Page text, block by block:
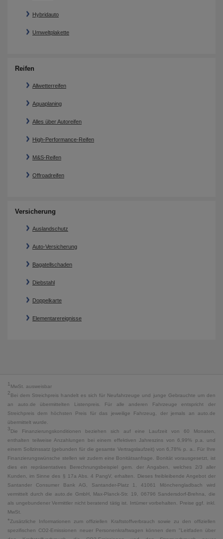
Hybridauto
Umweltplakette
Reifen
Allwetterreifen
Aquaplaning
Alles über Autoreifen
High-Performance-Reifen
M&S-Reifen
Offroadreifen
Versicherung
Auslandschutz
Auto-Versicherung
Bagatellschaden
Diebstahl
Doppelkarte
Elementarereignisse
1 MwSt. ausweisbar
2Bei dem Streichpreis handelt es sich für Neufahrzeuge und junge Gebrauchte um den
an auto.de übermittelten Listenpreis. Für alle anderen Fahrzeuge entspricht der
Streichpreis dem höchsten Preis für das jeweilige Fahrzeug, der jemals an auto.de
übermittelt wurde.
3Die Finanzierungskonditionen beziehen sich auf eine Laufzeit von 60 Monaten,
enthalten teilweise Anzahlungen bei einem effektiven Jahreszins von 6,99% p.a. und
einem Sollzinssatz (gebunden für die gesamte Vertragslaufzeit) von 6,78% p. a.. Für Ihre
Finanzierungswünsche stellen wir zudem eine Bonitätsanfrage. Bonität vorausgesetzt, ist
dies ein repräsentatives Berechnungsbeispiel gem. der Angaben, welches 2/3 aller
Kunden, im Sinne des § 17a Abs. 4 PangV, erhalten. Dieses freibleibende Angebot der
Santander Consumer Bank AG, Santander-Platz 1, 41061 Mönchengladbach wird
vermittelt durch die auto.de GmbH, Max-Planck-Str. 19, 06796 Sandersdorf-Brehna, die
als ungebundener Vermittler nicht beratend tätig ist. Irrtümer vorbehalten. Preise ggf. inkl.
MwSt.
*Zusätzliche Informationen zum offiziellen Kraftstoffverbrauch sowie zu den offiziellen
spezifischen CO2-Emissionen neuer Personenkraftwagen können dem "Leitfaden über